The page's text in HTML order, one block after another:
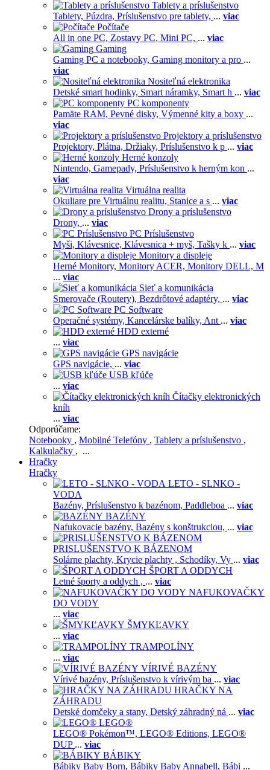
Tablety a príslušenstvo
Tablety, Púzdra, Príslušenstvo pre tablety, ... viac
Počítače
All in one PC, Zostavy PC, Mini PC, ... viac
Gaming
Gaming PC a notebooky, Gaming monitory a pro ...
viac
Nositeľná elektronika
Detské smart hodinky, Smart náramky, Smart h ... viac
PC komponenty
Pamäte RAM, Pevné disky, Výmenné kity a boxy ...
viac
Projektory a príslušenstvo
Projektory, Plátna, Držiaky, Príslušenstvo k p ... viac
Herné konzoly
Nintendo, Gamepady, Príslušenstvo k herným kon ...
viac
Virtuálna realita
Okuliare pre Virtuálnu realitu, Stanice a s ... viac
Drony a príslušenstvo
Drony, ... viac
PC Príslušenstvo
Myši, Klávesnice, Klávesnica + myš, Tašky k ... viac
Monitory a displeje
Herné Monitory, Monitory ACER, Monitory DELL, M
... viac
Sieť a komunikácia
Smerovače (Routery), Bezdrôtové adaptéry, ... viac
PC Software
Operačné systémy, Kancelárske balíky, Ant ... viac
HDD externé
... viac
GPS navigácie
GPS navigácie, ... viac
USB kľúče
... viac
Čítačky elektronických
kníh
... viac
Odporúčame:
Notebooky , Mobilné Telefóny , Tablety a príslušenstvo ,
Kalkulačky , ...
Hračky
Hračky
LETO - SLNKO -
VODA
Bazény, Príslušenstvo k bazénom, Paddleboa ... viac
BAZÉNY
Nafukovacie bazény, Bazény s konštrukciou, ... viac
PRISLUŠENSTVO K BÁZENOM
Solárne plachty, Krycie plachty , Schodíky, Vy ... viac
ŠPORT A ODDYCH
Letné športy a oddych , ... viac
NAFUKOVAČKY
DO VODY
... viac
ŠMYKĽAVKY
... viac
TRAMPOLÍNY
... viac
VÍRIVÉ BAZÉNY
Vírivé bazény, Príslušenstvo k vírivým ba ... viac
HRAČKY NA
ZÁHRADU
Detské domčeky a stany, Detský záhradný ná ... viac
LEGO®
LEGO® Pokémon™, LEGO® Editions, LEGO®
DUP ... viac
BÁBIKY
Bábiky Baby Born, Bábiky Baby Annabell, Bábi ...